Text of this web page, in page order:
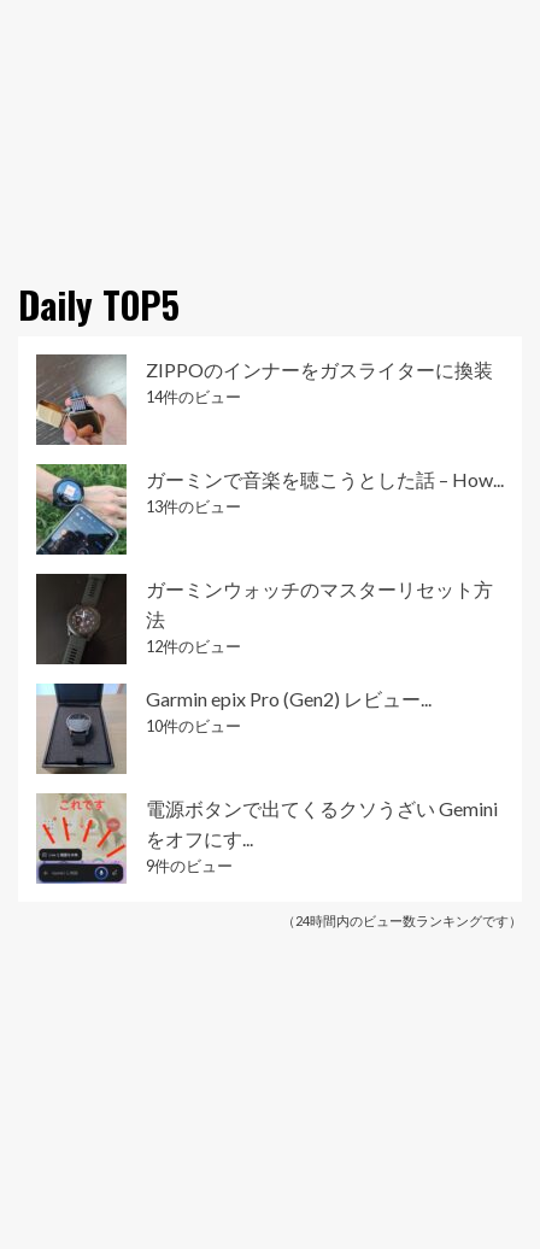
Daily TOP5
ZIPPOのインナーをガスライターに換装
14件のビュー
ガーミンで音楽を聴こうとした話 – How...
13件のビュー
ガーミンウォッチのマスターリセット方
法
12件のビュー
Garmin epix Pro (Gen2) レビュー...
10件のビュー
電源ボタンで出てくるクソうざい Gemini
をオフにす...
9件のビュー
（24時間内のビュー数ランキングです）